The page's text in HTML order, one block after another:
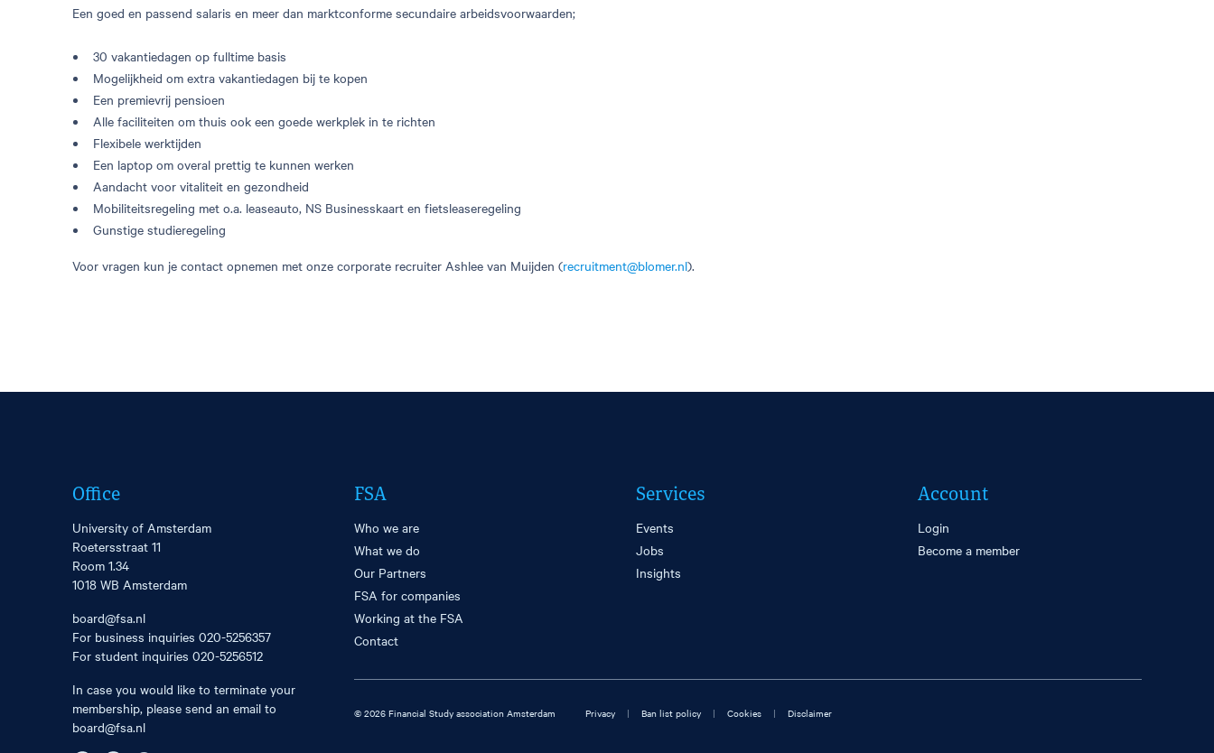
Een goed en passend salaris en meer dan marktconforme secundaire arbeidsvoorwaarden;
30 vakantiedagen op fulltime basis
Mogelijkheid om extra vakantiedagen bij te kopen
Een premievrij pensioen
Alle faciliteiten om thuis ook een goede werkplek in te richten
Flexibele werktijden
Een laptop om overal prettig te kunnen werken
Aandacht voor vitaliteit en gezondheid
Mobiliteitsregeling met o.a. leaseauto, NS Businesskaart en fietsleaseregeling
Gunstige studieregeling
Voor vragen kun je contact opnemen met onze corporate recruiter Ashlee van Muijden (recruitment@blomer.nl).
Office
University of Amsterdam
Roetersstraat 11
Room 1.34
1018 WB Amsterdam
board@fsa.nl
For business inquiries 020-5256357
For student inquiries 020-5256512
In case you would like to terminate your
membership, please send an email to
board@fsa.nl
FSA
Who we are
What we do
Our Partners
FSA for companies
Working at the FSA
Contact
Services
Events
Jobs
Insights
Account
Login
Become a member
© 2026 Financial Study association Amsterdam Privacy | Ban list policy | Cookies | Disclaimer